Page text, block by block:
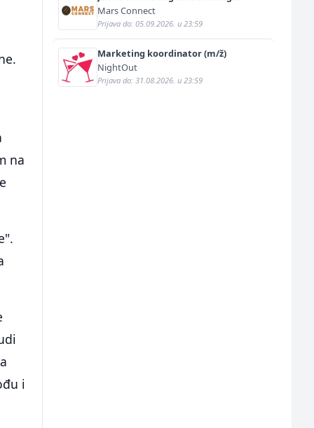
na
i
Specialist (m/ž)
Mars Connect
Prijava do: 05.09.2026. u 23:59
Marketing koordinator (m/ž)
NightOut
Prijava do: 31.08.2026. u 23:59